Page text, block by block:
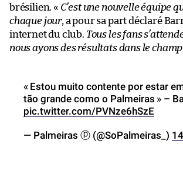
brésilien. « C’est une nouvelle équipe
chaque jour, a pour sa part déclaré
internet du club. Tous les fans
nous ayons des résultats dans le
« Estou muito contente por estar
tão grande como o Palmeiras » –
pic.twitter.com/PVNze6hSzE
— Palmeiras ⓟ (@SoPalmeiras_)